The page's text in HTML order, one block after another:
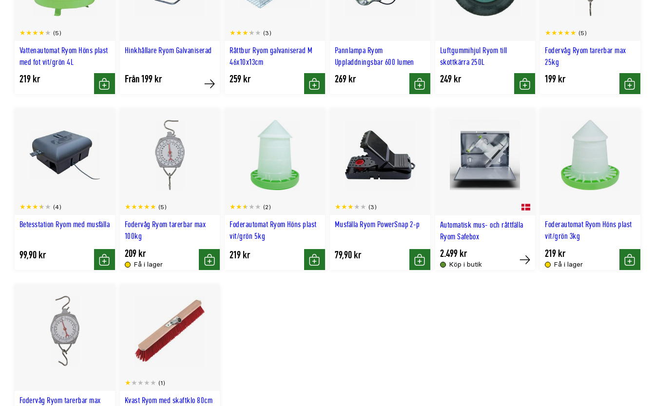
Vattenautomat Ryom Höns plast
med fot vit/grön 4L
(5)
219 kr
Köp
Hinkhållare Ryom Galvaniserad
Från 199 kr
Köp
Råttbur Ryom galvaniserad M
46x10x13cm
(3)
259 kr
Köp
Pannlampa Ryom
Uppladdningsbar 600 lumen
269 kr
Köp
Luftgummihjul Ryom till
skottkärra 250L
249 kr
Köp
Fodervåg Ryom tarerbar max
25kg
(5)
199 kr
Köp
Betesstation Ryom med musfälla
(4)
99,90 kr
Köp
Fodervåg Ryom tarerbar max
100kg
(5)
Få i lager
209 kr
Köp
Foderautomat Ryom Höns plast
vit/grön 5kg
(2)
219 kr
Köp
Musfälla Ryom PowerSnap 2-p
(3)
79,90 kr
Köp
Automatisk mus- och råttfälla
Ryom Safebox
Köp i butik
2.499 kr
Tillfälligt
Foderautomat Ryom Höns plast
vit/grön 3kg
Få i lager
219 kr
Köp
Fodervåg Ryom tarerbar max
Kvast Ryom med skaftklo 80cm
(1)